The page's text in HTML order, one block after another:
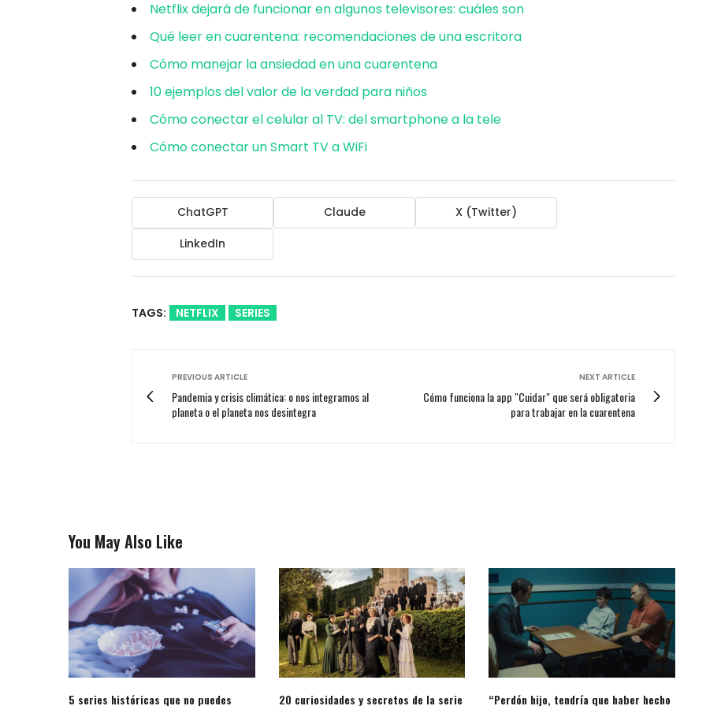
Netflix dejará de funcionar en algunos televisores: cuáles son
Qué leer en cuarentena: recomendaciones de una escritora
Cómo manejar la ansiedad en una cuarentena
10 ejemplos del valor de la verdad para niños
Cómo conectar el celular al TV: del smartphone a la tele
Cómo conectar un Smart TV a WiFi
ChatGPT Claude
X (Twitter)
LinkedIn
TAGS: NETFLIX SERIES
PREVIOUS ARTICLE
Pandemia y crisis climática: o nos integramos al
planeta o el planeta nos desintegra
NEXT ARTICLE
Cómo funciona la app "Cuidar" que será obligatoria
para trabajar en la cuarentena
You May Also Like
5 series históricas que no puedes 20 curiosidades y secretos de la serie “Perdón hijo, tendría que haber hecho